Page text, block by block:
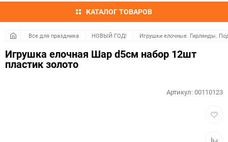
КАТАЛОГ ТОВАРОВ
Все для праздника НОВЫЙ ГОД! Игрушки елочные. Гирлянды.
Игрушка елочная Шар d5см набор 12шт
пластик золото
Артикул:00110123